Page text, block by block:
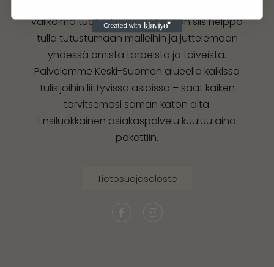
valikoima tuotteitamme. Meille on siis helppo
tulla tutustumaan malleihin ja juttelemaan
yhdessä omista tarpeista ja toiveista.
Palvelemme Keski-Suomen alueella kaikissa
tulisijoihin liittyvissä asioissa – saat kaiken
tarvitsemasi saman katon alta.
Ensiluokkainen asiakaspalvelu kuuluu aina
pakettiin.
Tietosuojaseloste